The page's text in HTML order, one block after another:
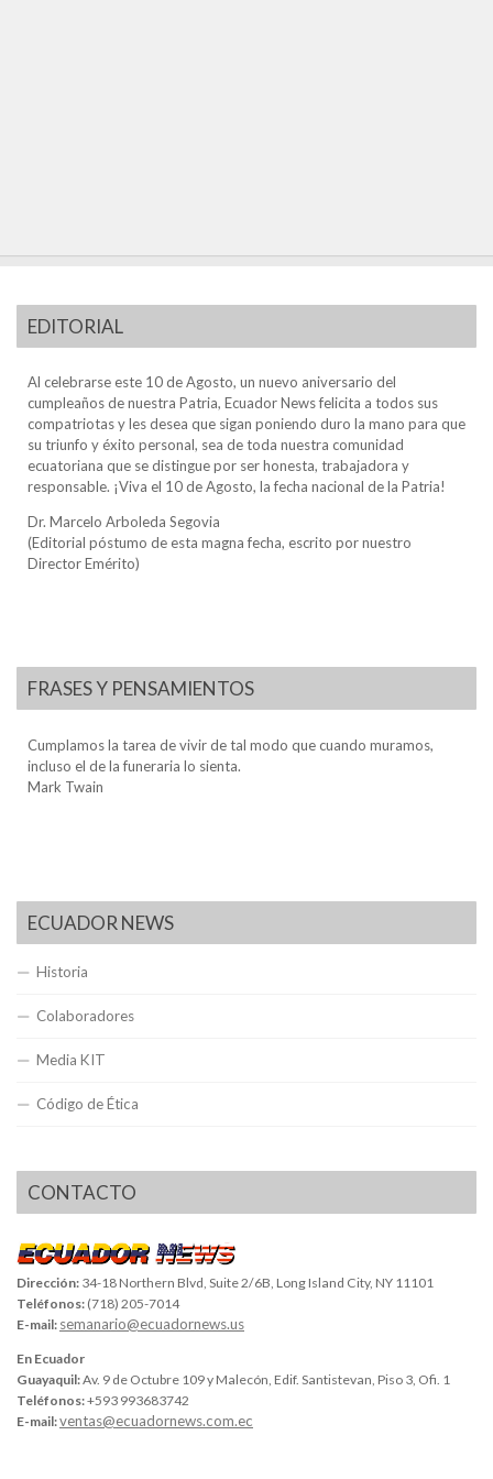
EDITORIAL
Al celebrarse este 10 de Agosto, un nuevo aniversario del
cumpleaños de nuestra Patria, Ecuador News felicita a todos sus
compatriotas y les desea que sigan poniendo duro la mano para que
su triunfo y éxito personal, sea de toda nuestra comunidad
ecuatoriana que se distingue por ser honesta, trabajadora y
responsable. ¡Viva el 10 de Agosto, la fecha nacional de la Patria!
Dr. Marcelo Arboleda Segovia
(Editorial póstumo de esta magna fecha, escrito por nuestro
Director Emérito)
FRASES Y PENSAMIENTOS
Cumplamos la tarea de vivir de tal modo que cuando muramos,
incluso el de la funeraria lo sienta.
Mark Twain
ECUADOR NEWS
Historia
Colaboradores
Media KIT
Código de Ética
CONTACTO
Dirección: 34-18 Northern Blvd, Suite 2/6B, Long Island City, NY 11101
Teléfonos: (718) 205-7014
E-mail: semanario@ecuadornews.us
En Ecuador
Guayaquil:Av. 9 de Octubre 109 y Malecón, Edif. Santistevan, Piso 3, Ofi. 1
Teléfonos:+593 993683742
E-mail:ventas@ecuadornews.com.ec